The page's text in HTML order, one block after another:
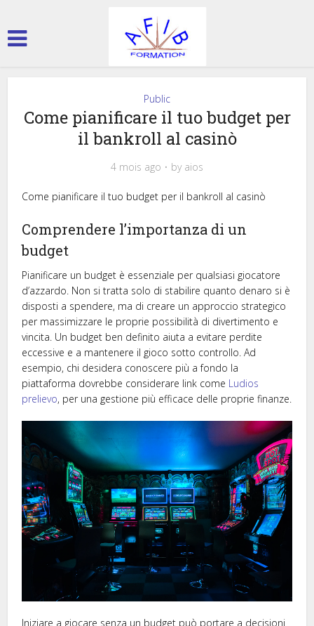
Public
Come pianificare il tuo budget per
il bankroll al casinò
4 mois ago by aios
Come pianificare il tuo budget per il bankroll al casinò
Comprendere l’importanza di un
budget
Pianificare un budget è essenziale per qualsiasi giocatore
d’azzardo. Non si tratta solo di stabilire quanto denaro si è
disposti a spendere, ma di creare un approccio strategico
per massimizzare le proprie possibilità di divertimento e
vincita. Un budget ben definito aiuta a evitare perdite
eccessive e a mantenere il gioco sotto controllo. Ad
esempio, chi desidera conoscere più a fondo la
piattaforma dovrebbe considerare link come Ludios
prelievo, per una gestione più efficace delle proprie finanze.
Iniziare a giocare senza un budget può portare a decisioni